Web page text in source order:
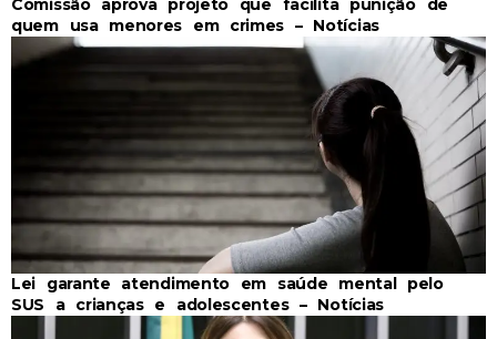
Comissão aprova projeto que facilita punição de
quem usa menores em crimes – Notícias
Lei garante atendimento em saúde mental pelo
SUS a crianças e adolescentes – Notícias